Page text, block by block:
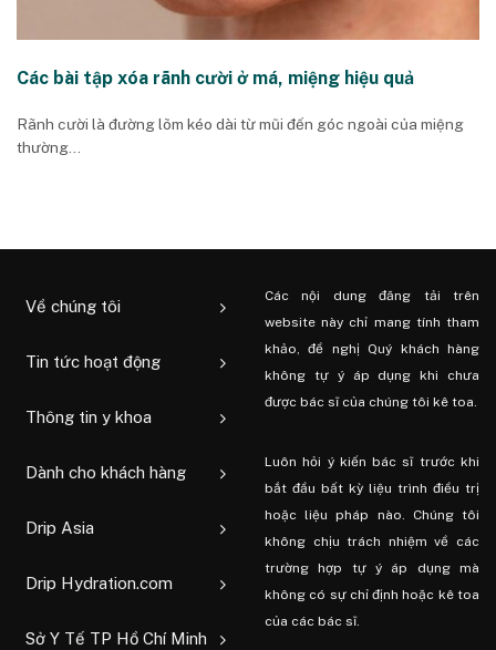
Các bài tập xóa rãnh cười ở má, miệng hiệu quả
Rãnh cười là đường lõm kéo dài từ mũi đến góc ngoài của miệng
thường...
Về chúng tôi
Tin tức hoạt động
Thông tin y khoa
Dành cho khách hàng
Drip Asia
Drip Hydration.com
Sở Y Tế TP Hồ Chí Minh
Các nội dung đăng tải trên
website này chỉ mang tính tham
khảo, đề nghị Quý khách hàng
không tự ý áp dụng khi chưa
được bác sĩ của chúng tôi kê toa.
Luôn hỏi ý kiến ​​bác sĩ trước khi
bắt đầu bất kỳ liệu trình điều trị
hoặc liệu pháp nào. Chúng tôi
không chịu trách nhiệm về các
trường hợp tự ý áp dụng mà
không có sự chỉ định hoặc kê toa
của các bác sĩ.